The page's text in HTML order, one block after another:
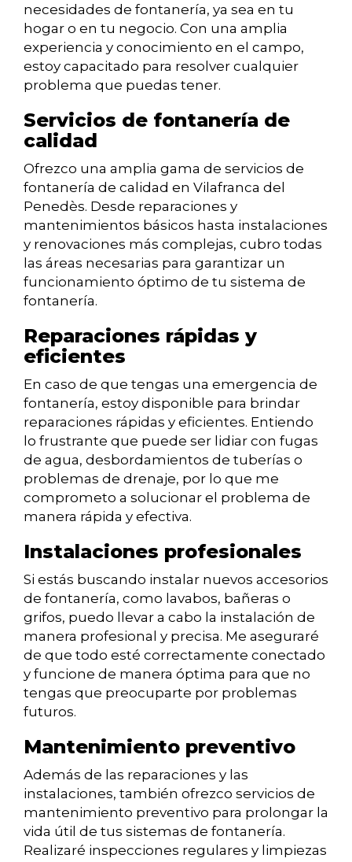
necesidades de fontanería, ya sea en tu
hogar o en tu negocio. Con una amplia
experiencia y conocimiento en el campo,
estoy capacitado para resolver cualquier
problema que puedas tener.
Servicios de fontanería de
calidad
Ofrezco una amplia gama de servicios de
fontanería de calidad en Vilafranca del
Penedès. Desde reparaciones y
mantenimientos básicos hasta instalaciones
y renovaciones más complejas, cubro todas
las áreas necesarias para garantizar un
funcionamiento óptimo de tu sistema de
fontanería.
Reparaciones rápidas y
eficientes
En caso de que tengas una emergencia de
fontanería, estoy disponible para brindar
reparaciones rápidas y eficientes. Entiendo
lo frustrante que puede ser lidiar con fugas
de agua, desbordamientos de tuberías o
problemas de drenaje, por lo que me
comprometo a solucionar el problema de
manera rápida y efectiva.
Instalaciones profesionales
Si estás buscando instalar nuevos accesorios
de fontanería, como lavabos, bañeras o
grifos, puedo llevar a cabo la instalación de
manera profesional y precisa. Me aseguraré
de que todo esté correctamente conectado
y funcione de manera óptima para que no
tengas que preocuparte por problemas
futuros.
Mantenimiento preventivo
Además de las reparaciones y las
instalaciones, también ofrezco servicios de
mantenimiento preventivo para prolongar la
vida útil de tus sistemas de fontanería.
Realizaré inspecciones regulares y limpiezas